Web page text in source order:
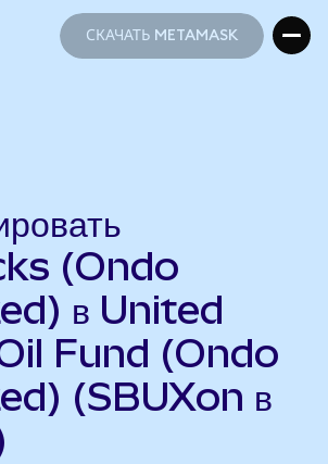
СКАЧАТЬ METAMASK
(Ondo
в United
Fund (Ondo
(SBUXon в